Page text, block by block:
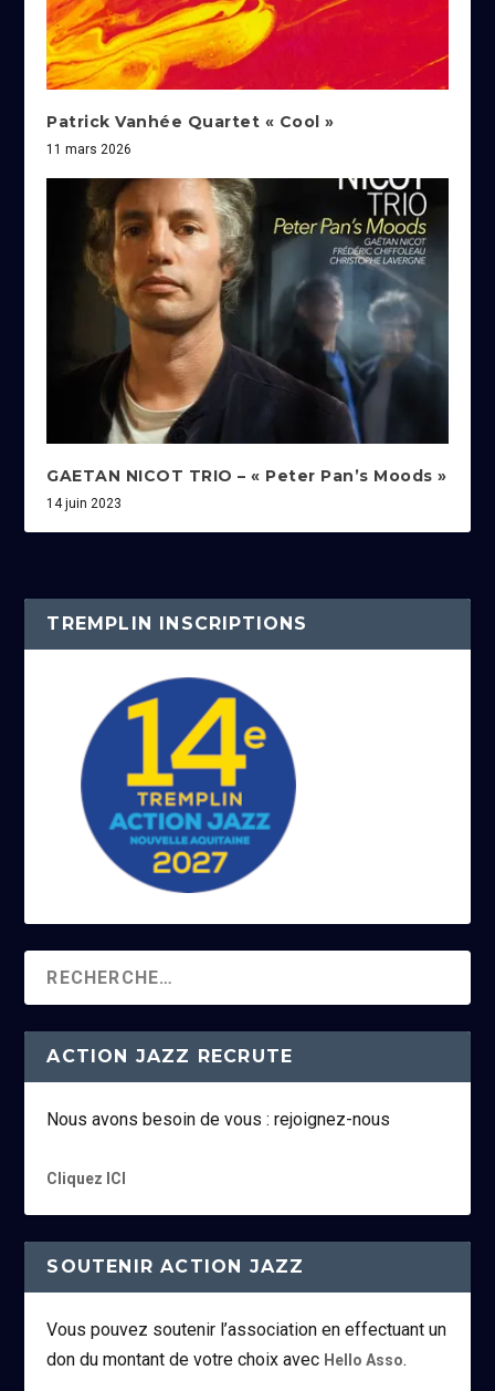
Patrick Vanhée Quartet « Cool »
11 mars 2026
GAETAN NICOT TRIO – « Peter Pan’s Moods »
14 juin 2023
TREMPLIN INSCRIPTIONS
ACTION JAZZ RECRUTE
Nous avons besoin de vous : rejoignez-nous
Cliquez ICI
SOUTENIR ACTION JAZZ
Vous pouvez soutenir l’association en effectuant un
don du montant de votre choix avec Hello Asso.